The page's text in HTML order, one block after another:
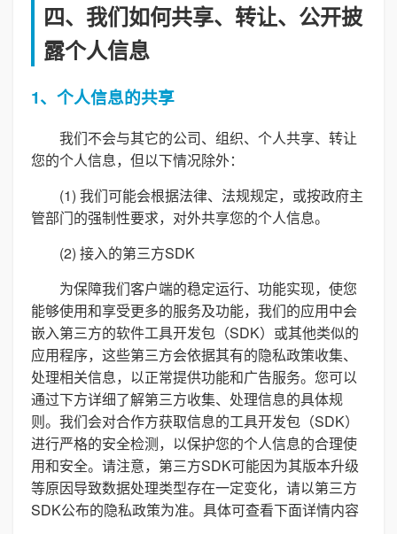
四、我们如何共享、转让、公开披
露个人信息
1、个人信息的共享
我们不会与其它的公司、组织、个人共享、转让
您的个人信息，但以下情况除外：
(1) 我们可能会根据法律、法规规定，或按政府主
管部门的强制性要求，对外共享您的个人信息。
(2) 接入的第三方SDK
为保障我们客户端的稳定运行、功能实现，使您
能够使用和享受更多的服务及功能，我们的应用中会
嵌入第三方的软件工具开发包（SDK）或其他类似的
应用程序，这些第三方会依据其有的隐私政策收集、
处理相关信息，以正常提供功能和广告服务。您可以
通过下方详细了解第三方收集、处理信息的具体规
则。我们会对合作方获取信息的工具开发包（SDK）
进行严格的安全检测，以保护您的个人信息的合理使
用和安全。请注意，第三方SDK可能因为其版本升级
等原因导致数据处理类型存在一定变化，请以第三方
SDK公布的隐私政策为准。具体可查看下面详情内容